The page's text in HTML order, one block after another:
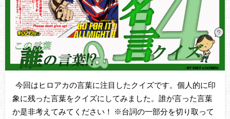
今回はヒロアカの言葉に注目したクイズです。個人的に印
象に残った言葉をクイズにしてみました。誰が言った言葉
か是非考えてみてください！ ※台詞の一部分を切り取って